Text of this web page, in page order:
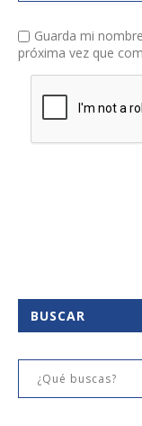
Guarda mi
próxima vez que
BUSCAR